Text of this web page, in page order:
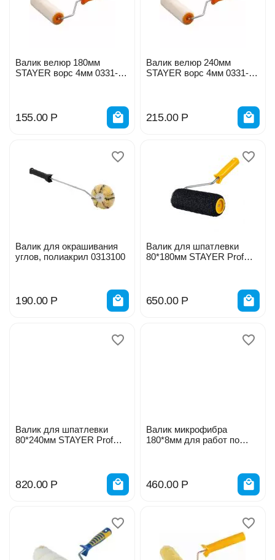
Валик велюр 180мм
STAYER ворс 4мм 0331-
155.00 Р
Валик велюр 240мм
STAYER ворс 4мм 0331-
215.00 Р
Валик для окрашивания
углов, полиакрил 0313100
190.00 Р
Валик для шпатлевки
80*180мм STAYER Prof
650.00 Р
Валик для шпатлевки
80*240мм STAYER Prof
820.00 Р
Валик микрофибра
180*8мм для работ по
460.00 Р